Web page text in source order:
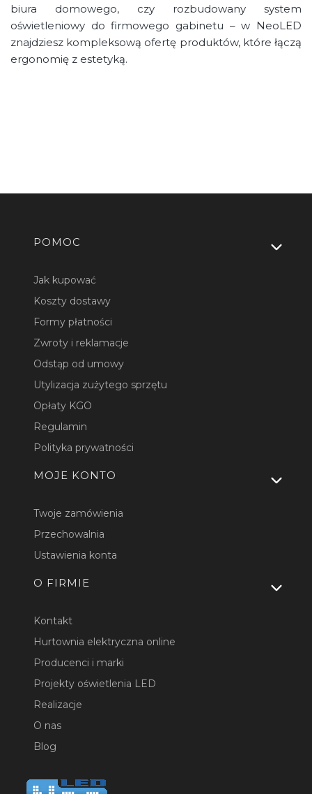
biura domowego, czy rozbudowany system
oświetleniowy do firmowego gabinetu – w NeoLED
znajdziesz kompleksową ofertę produktów, które łączą
ergonomię z estetyką.
Linki w stopce
POMOC
Jak kupować
Koszty dostawy
Formy płatności
Zwroty i reklamacje
Odstąp od umowy
Utylizacja zużytego sprzętu
Opłaty KGO
Regulamin
Polityka prywatności
MOJE KONTO
Twoje zamówienia
Przechowalnia
Ustawienia konta
O FIRMIE
Kontakt
Hurtownia elektryczna online
Producenci i marki
Projekty oświetlenia LED
Realizacje
O nas
Blog